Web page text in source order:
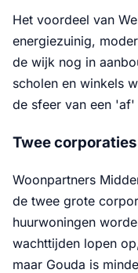
Het voordeel van
energiezuinig,
de wijk nog in
scholen en winkels
de sfeer van een
Twee corporaties
Woonpartners
de twee grote
huurwoningen
wachttijden lopen
maar Gouda is